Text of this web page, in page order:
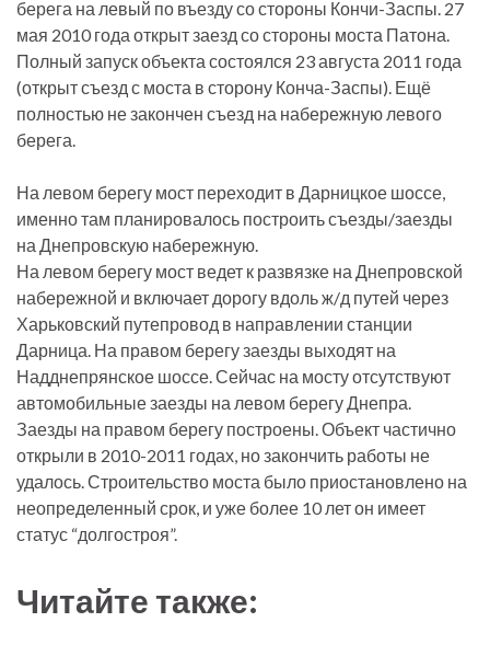
берега на левый по въезду со стороны Кончи-Заспы. 27
мая 2010 года открыт заезд со стороны моста Патона.
Полный запуск объекта состоялся 23 августа 2011 года
(открыт съезд с моста в сторону Конча-Заспы). Ещё
полностью не закончен съезд на набережную левого
берега.
На левом берегу мост переходит в Дарницкое шоссе,
именно там планировалось построить съезды/заезды
на Днепровскую набережную.
На левом берегу мост ведет к развязке на Днепровской
набережной и включает дорогу вдоль ж/д путей через
Харьковский путепровод в направлении станции
Дарница. На правом берегу заезды выходят на
Надднепрянское шоссе. Сейчас на мосту отсутствуют
автомобильные заезды на левом берегу Днепра.
Заезды на правом берегу построены. Объект частично
открыли в 2010-2011 годах, но закончить работы не
удалось. Строительство моста было приостановлено на
неопределенный срок, и уже более 10 лет он имеет
статус “долгостроя”.
Читайте также: